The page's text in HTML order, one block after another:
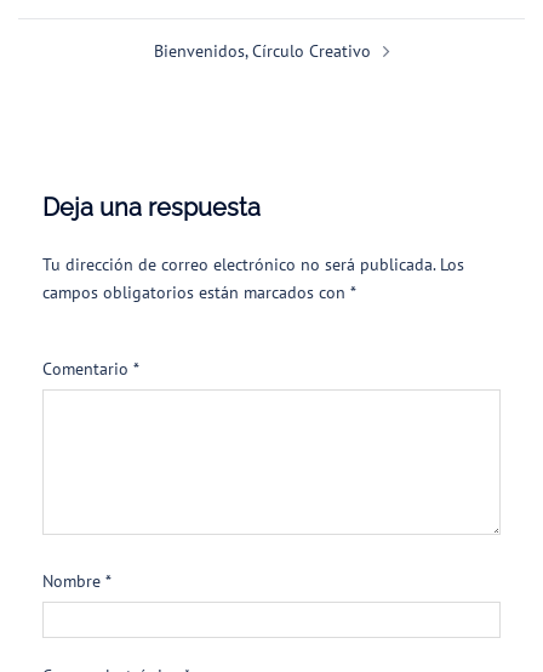
Bienvenidos, Círculo Creativo
Deja una respuesta
Tu dirección de correo electrónico no será publicada. Los
campos obligatorios están marcados con *
Comentario *
Nombre *